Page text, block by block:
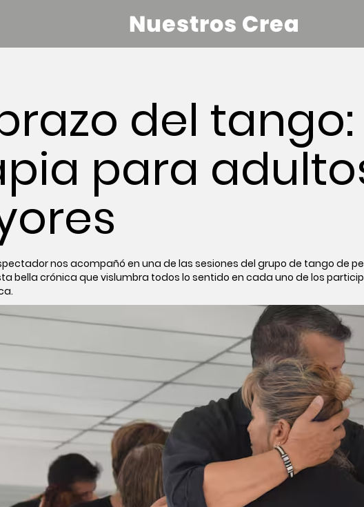
Nuestros Crea
del tango:
para
nos acompañó en una de las sesiones del grupo de tango de
bella crónica que vislumbra todos lo sentido en cada uno de los